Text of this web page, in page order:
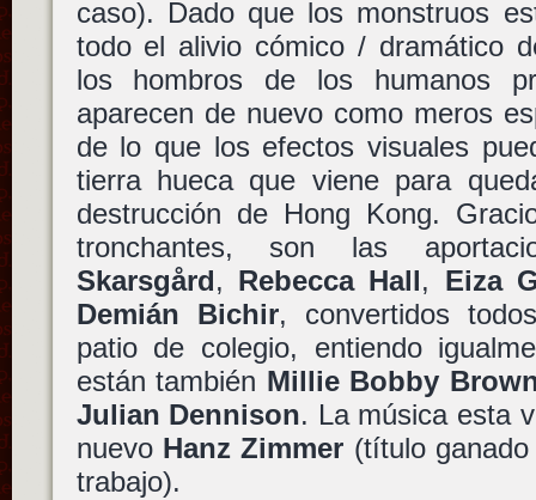
caso). Dado que los monstruos
todo el alivio cómico / dramático
los hombros de los humanos
aparecen de nuevo como meros
de lo que los efectos visuales
tierra hueca que viene para
destrucción de Hong Kong.
tronchantes, son las
Skarsgård, Rebecca Hall, Eiza
Demián Bichir, convertidos
patio de colegio, entiendo
están también Millie Bobby
Julian Dennison. La música esta
nuevo Hanz Zimmer (título
trabajo).